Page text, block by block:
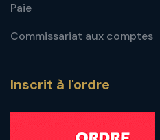
Paie
Commissariat aux comptes
Inscrit à l'ordre